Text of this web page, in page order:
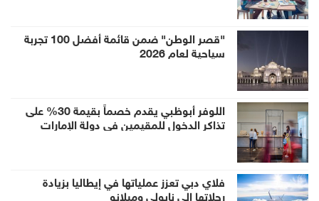
"قصر الوطن" ضمن قائمة أفضل 100 تجربة
سياحية لعام 2026
اللوفر أبوظبي يقدم خصماً بقيمة 30% على
تذاكر الدخول للمقيمين في دولة الإمارات
العربية المتحدة خلال الصيف
فلاي دبي تعزز عملياتها في إيطاليا بزيادة
رحلاتها إلى نابولي وميلانو